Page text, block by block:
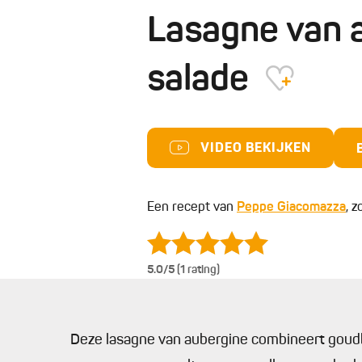
Lasagne van
salade
VIDEO BEKIJKEN
Een recept van Peppe Giacomazza,
5.0/5 (1 rating)
Deze lasagne van aubergine combineert